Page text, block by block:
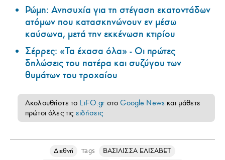
Ρώμη: Ανησυχία για τη στέγαση εκατοντάδων
ατόμων που κατασκηνώνουν εν μέσω
καύσωνα, μετά την εκκένωση κτιρίου
Σέρρες: «Τα έχασα όλα» - Οι πρώτες
δηλώσεις του πατέρα και συζύγου των
θυμάτων του τροχαίου
Ακολουθήστε το LiFO.gr στοGoogle News και μάθετε
πρώτοι όλες τις ειδήσεις
Διεθνή Tags
ΒΑΣΙΛΙΣΣΑ ΕΛΙΣΑΒΕΤ